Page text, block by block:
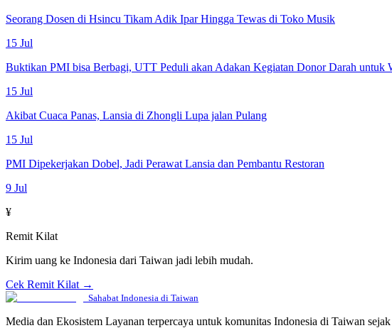
Seorang Dosen di Hsincu Tikam Adik Ipar Hingga Tewas di Toko Musik
15 Jul
Buktikan PMI bisa Berbagi, UTT Peduli akan Adakan Kegiatan Donor Darah untuk
15 Jul
Akibat Cuaca Panas, Lansia di Zhongli Lupa jalan Pulang
15 Jul
PMI Dipekerjakan Dobel, Jadi Perawat Lansia dan Pembantu Restoran
9 Jul
¥
Remit Kilat
Kirim uang ke Indonesia dari Taiwan jadi lebih mudah.
Cek Remit Kilat →
Sahabat Indonesia di Taiwan
Media dan Ekosistem Layanan terpercaya untuk komunitas Indonesia di Taiwan